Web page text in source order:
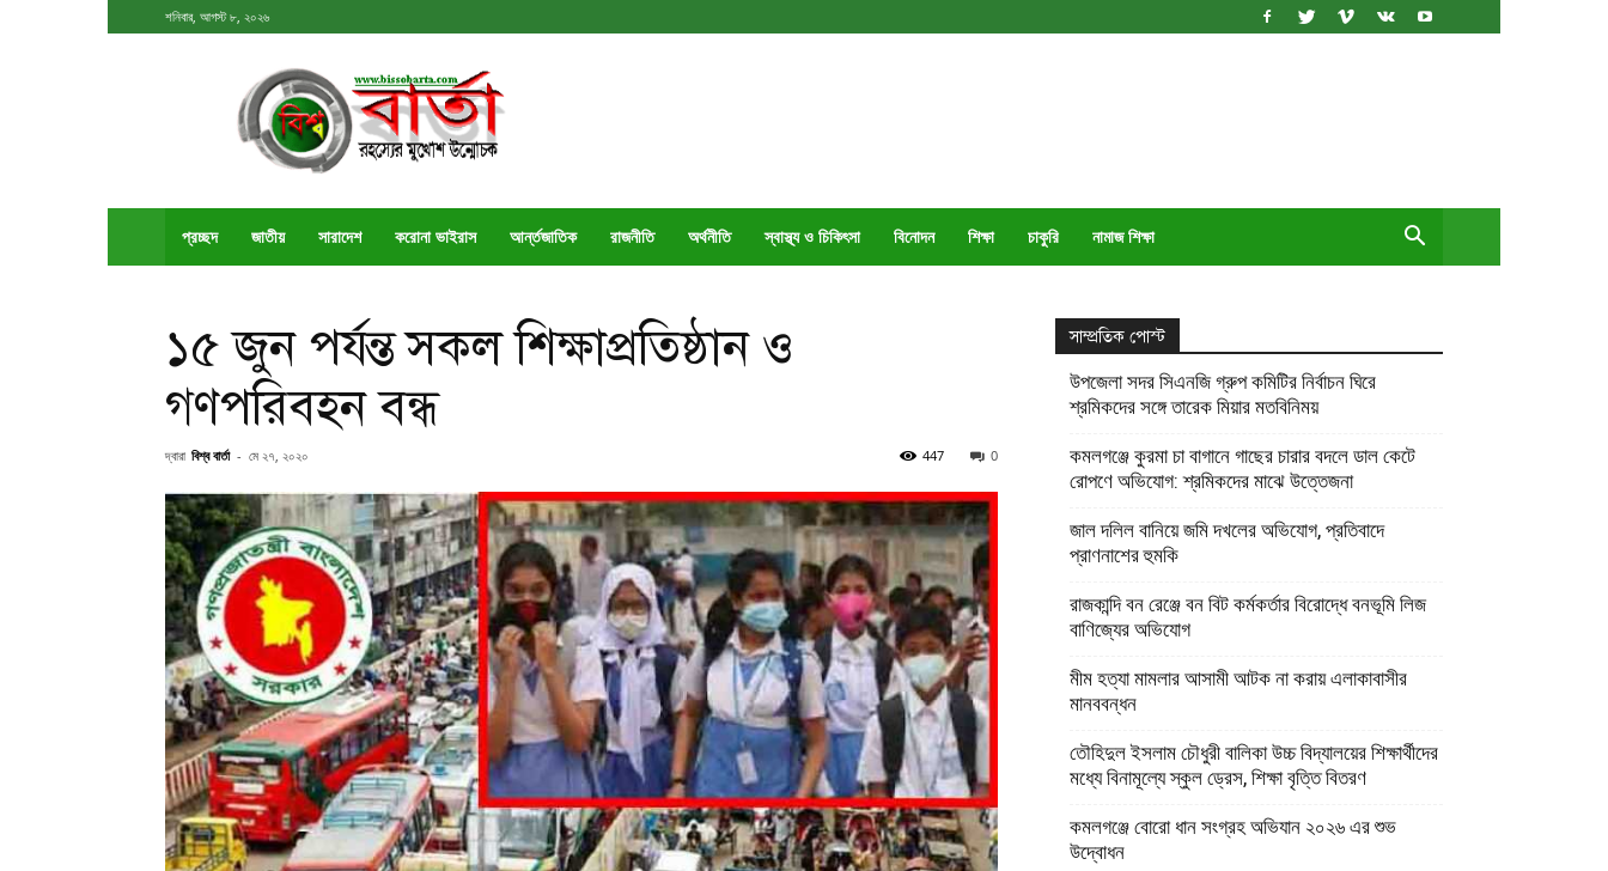
শনিবার, আগস্ট ৮, ২০২৬
বিশ্ববার্তা
প্রচ্ছদ জাতীয় সারাদেশ করোনা ভাইরাস আর্ন্তজাতিক রাজনীতি অর্থনীতি স্বাস্থ্য ও চিকিৎসা বিনোদন শিক্ষা চাকুরি নামাজ শিক্ষা
১৫ জুন পর্যন্ত সকল শিক্ষাপ্রতিষ্ঠান ও
গণপরিবহন বন্ধ
দ্বারা বিশ্ব বার্তা - মে ২৭, ২০২০ 0
447
সাম্প্রতিক পোস্ট
উপজেলা সদর সিএনজি গ্রুপ কমিটির নির্বাচন ঘিরে
শ্রমিকদের সঙ্গে তারেক মিয়ার মতবিনিময়
কমলগঞ্জে কুরমা চা বাগানে গাছের চারার বদলে ডাল কেটে
রোপণে অভিযোগ: শ্রমিকদের মাঝে উত্তেজনা
জাল দলিল বানিয়ে জমি দখলের অভিযোগ, প্রতিবাদে
প্রাণনাশের হুমকি
রাজকান্দি বন রেঞ্জে বন বিট কর্মকর্তার বিরোদ্ধে বনভূমি লিজ
বাণিজ্যের অভিযোগ
মীম হত্যা মামলার আসামী আটক না করায় এলাকাবাসীর
মানববন্ধন
তৌহিদুল ইসলাম চৌধুরী বালিকা উচ্চ বিদ্যালয়ের শিক্ষার্থীদের
মধ্যে বিনামূল্যে স্কুল ড্রেস, শিক্ষা বৃত্তি বিতরণ
কমলগঞ্জে বোরো ধান সংগ্রহ অভিযান ২০২৬ এর শুভ
উদ্বোধন